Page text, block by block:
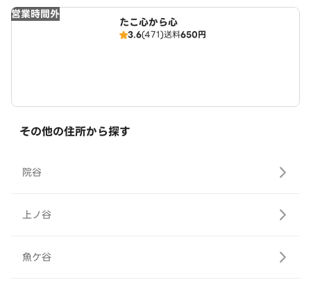
営業時間外
たこ心から心
3.6(471)送料650円
その他の住所から探す
院谷
上ノ谷
魚ケ谷